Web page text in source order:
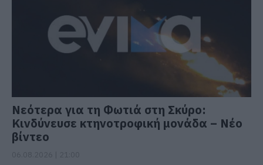
Νεότερα για τη Φωτιά στη Σκύρο:
Κινδύνευσε κτηνοτροφική μονάδα – Νέο
βίντεο